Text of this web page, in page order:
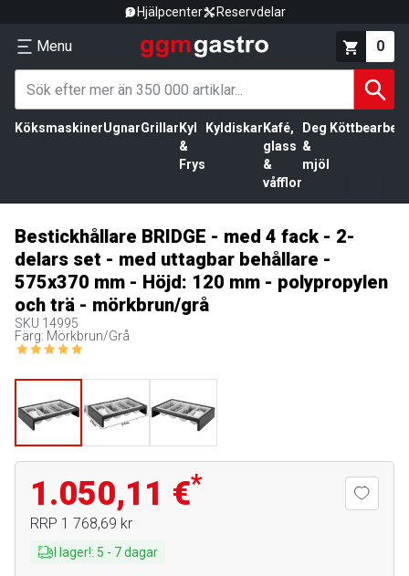
Hjälpcenter Reservdelar
Menu 0
KöksmaskinerUgnarGrillar Kyl
&
Frys
Kyldiskar Kafé,
glass
&
våfflor
Deg
&
mjöl
Bestickhållare BRIDGE - med 4 fack - 2-
delars set - med uttagbar behållare -
575x370 mm - Höjd: 120 mm - polypropylen
och trä - mörkbrun/grå
SKU 14995
Färg: Mörkbrun/Grå
1.050,11 €*
RRP 1 768,69 kr
I lager!: 5 - 7dagar